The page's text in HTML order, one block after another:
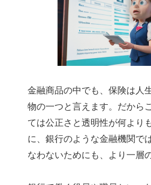
金融商品の中でも、保険は人
物の一つと言えます。だから
ては公正さと透明性が何より
に、銀行のような金融機関で
なわないためにも、より一層